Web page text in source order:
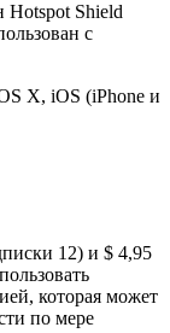
Hotspot Shield
с
X, iOS (iPhone и
12) и $ 4,95
которая может
по мере